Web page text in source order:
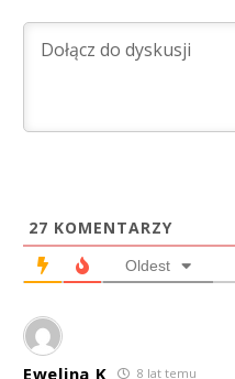
27 KOMENTARZY
Oldest
Ewelina K 8 lat temu